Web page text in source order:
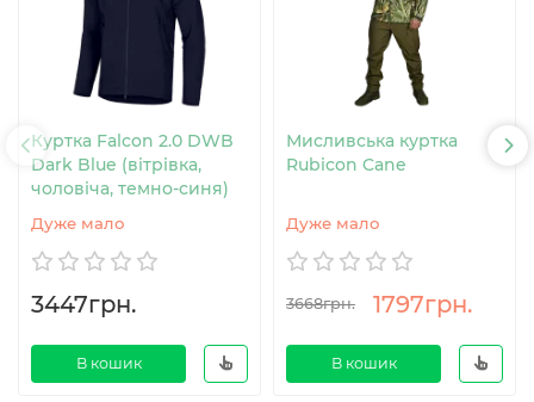
Куртка Falcon 2.0 DWB
Dark Blue (вітрівка,
чоловіча, темно-синя)
Дуже мало
3447грн.
В кошик
Мисливська куртка
Rubicon Cane
Дуже мало
3668грн. 1797грн.
В кошик